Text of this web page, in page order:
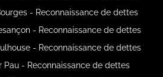
- Reconnaissance de dettes
- Reconnaissance de dettes
- Reconnaissance de dettes
Pau - Reconnaissance de dettes